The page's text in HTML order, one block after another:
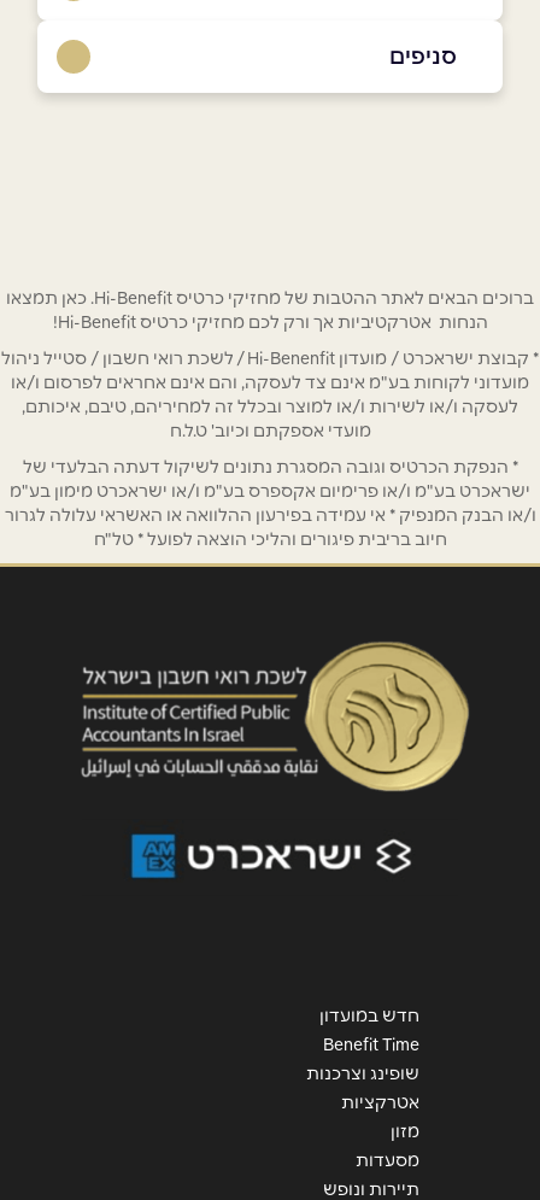
באתר בפייסבוק באינסטגרם
טלפון*
אימייל *
אנא חזרו אלי בקשר ל...
הודעה *
שליחה
סניפים
ברוכים הבאים לאתר ההטבות של מחזיקי כרטיס Hi-Benefit. כאן תמצאו
הנחות אטרקטיביות אך ורק לכם מחזיקי כרטיס Hi-Benefit!
* קבוצת ישראכרט / מועדון Hi-Benenfit / לשכת רואי חשבון / סטייל ניהול
מועדוני לקוחות בע"מ אינם צד לעסקה, והם אינם אחראים לפרסום ו/או
לעסקה ו/או לשירות ו/או למוצר ובכלל זה למחיריהם, טיבם, איכותם,
מועדי אספקתם וכיוב' ט.ל.ח
* הנפקת הכרטיס וגובה המסגרת נתונים לשיקול דעתה הבלעדי של
ישראכרט בע"מ ו/או פרימיום אקספרס בע"מ ו/או ישראכרט מימון בע"מ
ו/או הבנק המנפיק * אי עמידה בפירעון ההלוואה או האשראי עלולה לגרור
חיוב בריבית פיגורים והליכי הוצאה לפועל * טל"ח
חדש במועדון
Benefit Time
שופינג וצרכנות
אטרקציות
מזון
מסעדות
תיירות ונופש